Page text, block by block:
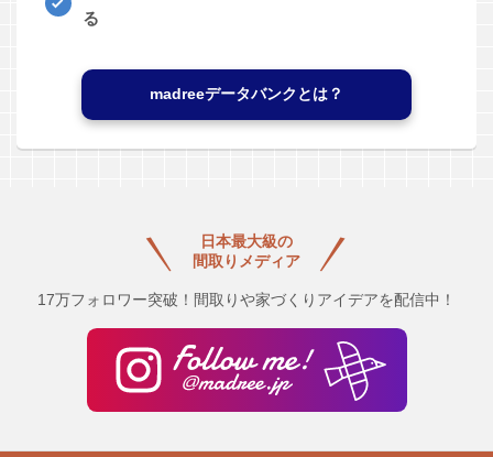
る
madreeデータバンクとは？
日本最大級の
間取りメディア
17万フォロワー突破！間取りや家づくりアイデアを配信中！